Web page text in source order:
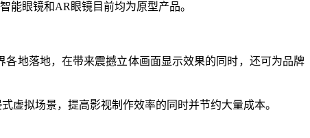
能眼镜和AR眼镜目前均为原型产品。
地落地，在带来震撼立体画面显示效果的同时，还可为品牌
虚拟场景，提高影视制作效率的同时并节约大量成本。